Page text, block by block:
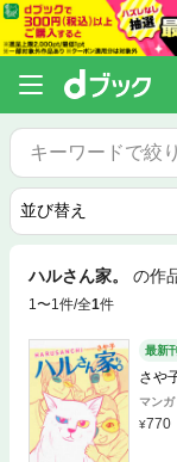
ハルさん家。 の作
1〜1件/全1件
最新刊
さや
マンガ
770